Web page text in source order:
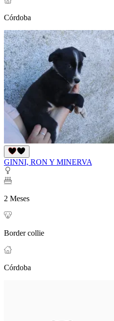
Córdoba
GINNI, RON Y MINERVA
2 Meses
Border collie
Córdoba